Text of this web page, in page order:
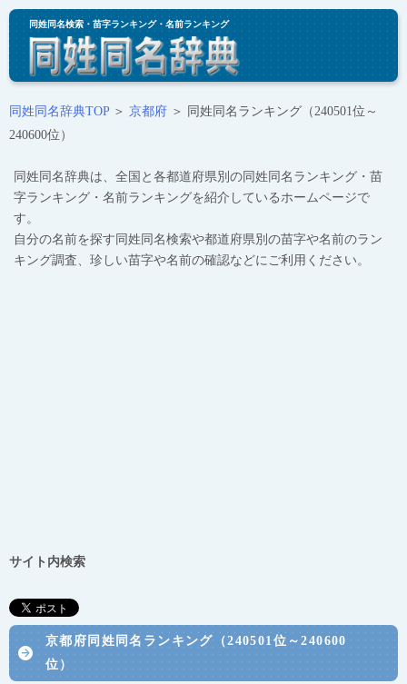
同姓同名検索・苗字ランキング・名前ランキング
同姓同名辞典TOP＞ 京都府 ＞ 同姓同名ランキング（240501位～
240600位）
同姓同名辞典は、全国と各都道府県別の同姓同名ランキング・苗
字ランキング・名前ランキングを紹介しているホームページで
す。
自分の名前を探す同姓同名検索や都道府県別の苗字や名前のラン
キング調査、珍しい苗字や名前の確認などにご利用ください。
サイト内検索
京都府同姓同名ランキング（240501位～240600
位）